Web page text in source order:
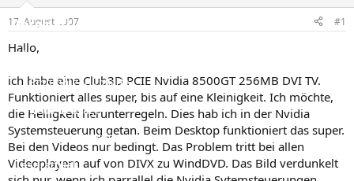
Forum
Aktuelles
Empfohlene Inhalte
Neue Beiträge
Neueste Aktivitäten
Leserartikel
e
r
t
17. August 2007 #1
Hallo,
ich habe eine Club3D PCIE Nvidia 8500GT 256MB DVI TV.
Funktioniert alles super, bis auf eine Kleinigkeit. Ich möchte,
die Helligkeit herunterregeln. Dies hab ich in der Nvidia
Systemsteuerung getan. Beim Desktop funktioniert das super.
Bei den Videos nur bedingt. Das Problem tritt bei allen
Videoplayern auf von DIVX zu WindDVD. Das Bild verdunkelt